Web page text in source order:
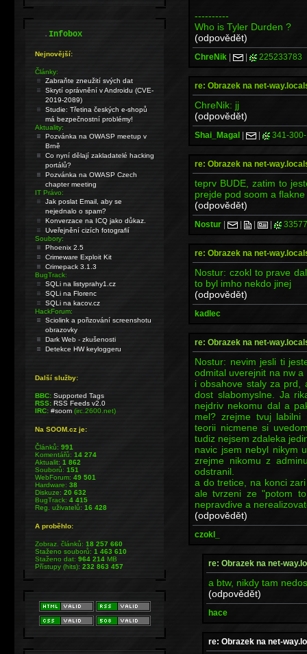
----------
Who is Tyler Durden ?
(odpovědět)
ChreNik | | 225233783
re: Obrazek na net-
ChreNik: jj
(odpovědět)
Shai_Magal | | 341-
re: Obrazek na net-
teprv BUDE, zatim to
prejde pod soom a
(odpovědět)
Nostur | | | |
re: Obrazek na net-
Nostur: czokl to prave
to byl imho nekdo jinej
(odpovědět)
kadlec
re: Obrazek na net-
Nostur: nevim jesli ti
odmital uverejnit na nw
i obsahove staly za prd,
dost slabomyslne. Ja
nejdriv nekomu dal a
mel? zrejme tvuj labilni
teorii nicmene si
tudiz nejsem zdaleka
navic jsem nebyl nikym
zrejme nikomu z
odstranil.
a do tretice, na konci
ale tvrzeni ze "potom
nepravdive a
(odpovědět)
czokl_
re: Obrazek na net-
a btw, nikdy tam
(odpovědět)
hace
re: Obrazek na net-
.Infobox
Nejnovější:
Články:
Zabraňte zneužití svých dat
Skrytí oprávnění v Androidu (CVE-
2019-2089)
Studie: Třetina českých e-shopů
má bezpečnostní problémy!
Aktuality:
Pozvánka na OWASP meetup v
Brně
Co nyní dělají zakladatelé hacking
portálů?
Pozvánka na OWASP Czech
chapter meeting
IT Právo:
Jak poslat Email, aby se
nejednalo o spam?
Konverzace na ICQ jako důkaz.
Uveřejnění cizích fotografií
Soubory:
Phoenix 2.5
Crimeware Exploit Kit
Crimepack 3.1.3
BugTrack:
SQLi na listyprahy1.cz
SQLi na Florenc
SQLi na kacov.cz
HackForum:
Sciolink a pořizování screenshotu
obrazovky
Dark Web - zkušenosti
Detekce HW keyloggeru
Další služby:
BBC: Supported Tags
RSS: RSS Feeds v2.0
IRC: #soom(irc.2600.net)
Na SOOM.cz je:
Článků:991
Komentářů:14 274
Aktualit:1 862
Souborů:151
WebForum:49 501
Hardware:38
Diskuze:20 632
BugTrack:4 415
Reg. uživatelů:16 428
A proběhlo:
Zobraz. článků:18 257 660
Staženo souborů:1 463 610
Staženo dat:964 214MB
Přístupy (hits):232 863 457